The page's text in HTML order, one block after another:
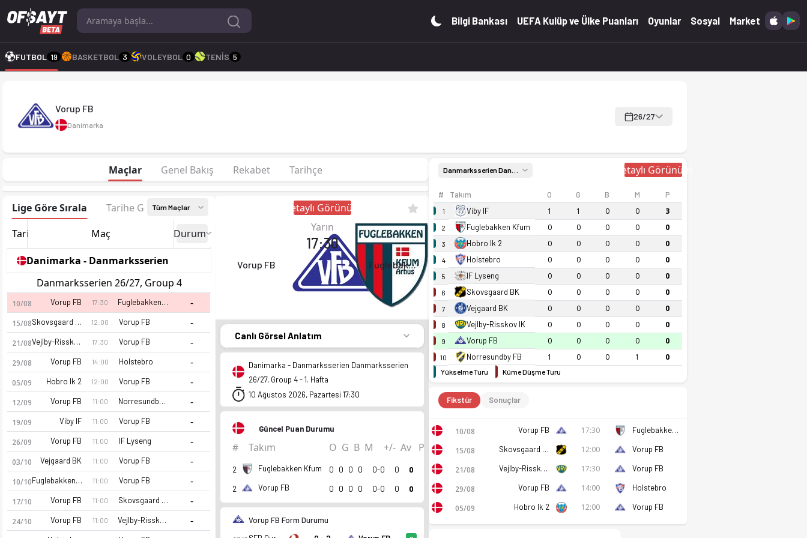
Vorup FB 26-27 sezonu | Danmarksserien Danmarksserien 26/27, Group 4'de 2. sırada, 0 puan. Kadro, fikstür ve canlı skor Ofsayt'ta.
Bilgi Bankası UEFA Kulüp ve Ülke Puanları Oyunlar Sosyal Market
FUTBOL 19 BASKETBOL 3 VOLEYBOL 0 TENİS 5
Vorup FB
Danimarka
26/27
Maçlar Genel Bakış Rekabet Tarihçe
Lige Göre Sırala Tarihe Göre Sırala
Tüm Maçlar
Tarih Maç Durum
Danimarka - Danmarksserien
Danmarksserien 26/27, Group 4
10/08 Vorup FB 17:30 Fuglebakken Kfum -
15/08 Skovsgaard BK 12:00 Vorup FB -
21/08 Vejlby-Risskov IK 17:30 Vorup FB -
29/08 Vorup FB 14:00 Holstebro -
05/09 Hobro Ik 2 12:00 Vorup FB -
12/09 Vorup FB 11:00 Norresundby FB -
19/09 Viby IF 11:00 Vorup FB -
26/09 Vorup FB 11:00 IF Lyseng -
03/10 Vejgaard BK 11:00 Vorup FB -
10/10 Fuglebakken Kfum 11:00 Vorup FB -
17/10 Vorup FB 11:00 Skovsgaard BK -
24/10 Vorup FB 11:00 Vejlby-Risskov IK -
Detaylı Görünüm
Vorup FB
Yarın
17:30
Fuglebakken Kfum
Canlı Görsel Anlatım
Danimarka - Danmarksserien Danmarksserien
26/27, Group 4 - 1. Hafta
10 Ağustos 2026, Pazartesi 17:30
Güncel Puan Durumu
# Takım O G B M +/- Av P
2 Fuglebakken Kfum 0 0 0 0 0-0 0
0
2
Vorup FB 0 0 0 0 0-0 0 0
Vorup FB Form Durumu
Detaylı Görünüm
# Takım O G B M P
1 Viby IF 1 1 0 0 3
2 Fuglebakken Kfum 0 0 0 0 0
3 Hobro Ik 2 0 0 0 0 0
4 Holstebro 0 0 0 0 0
5 IF Lyseng 0 0 0 0 0
6 Skovsgaard BK 0 0 0 0 0
7 Vejgaard BK 0 0 0 0 0
8 Vejlby-Risskov IK 0 0 0 0 0
9 Vorup FB 0 0 0 0 0
10 Norresundby FB 1 0 0 1 0
Yükselme Turu Küme Düşme Turu
Fikstür Sonuçlar
10/08 Vorup FB 17:30 Fuglebakken Kfum
15/08 Skovsgaard BK 12:00 Vorup FB
21/08 Vejlby-Risskov IK 17:30 Vorup FB
29/08 Vorup FB 14:00 Holstebro
05/09 Hobro Ik 2 12:00 Vorup FB